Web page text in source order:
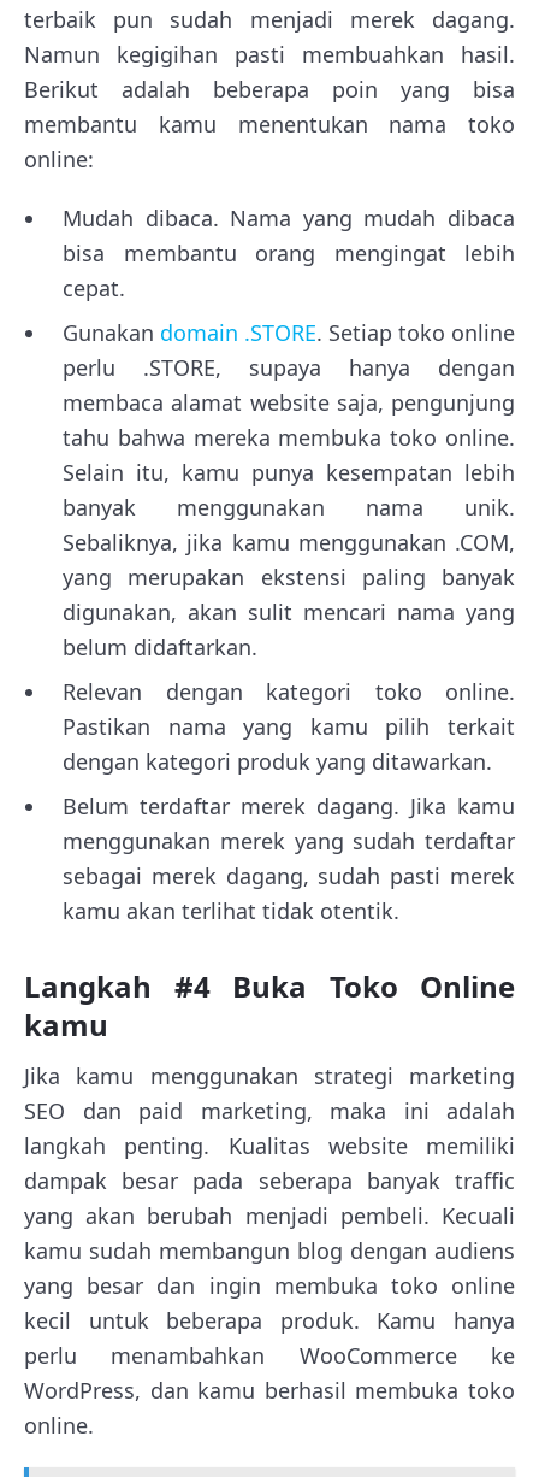
terbaik pun sudah menjadi merek dagang.
Namun kegigihan pasti membuahkan hasil.
Berikut adalah beberapa poin yang bisa
membantu kamu menentukan nama toko
online:
Mudah dibaca. Nama yang mudah dibaca
bisa membantu orang mengingat lebih
cepat.
Gunakan domain .STORE. Setiap toko online
perlu .STORE, supaya hanya dengan
membaca alamat website saja, pengunjung
tahu bahwa mereka membuka toko online.
Selain itu, kamu punya kesempatan lebih
banyak menggunakan nama unik.
Sebaliknya, jika kamu menggunakan .COM,
yang merupakan ekstensi paling banyak
digunakan, akan sulit mencari nama yang
belum didaftarkan.
Relevan dengan kategori toko online.
Pastikan nama yang kamu pilih terkait
dengan kategori produk yang ditawarkan.
Belum terdaftar merek dagang. Jika kamu
menggunakan merek yang sudah terdaftar
sebagai merek dagang, sudah pasti merek
kamu akan terlihat tidak otentik.
Langkah #4 Buka Toko Online
kamu
Jika kamu menggunakan strategi marketing
SEO dan paid marketing, maka ini adalah
langkah penting. Kualitas website memiliki
dampak besar pada seberapa banyak traffic
yang akan berubah menjadi pembeli. Kecuali
kamu sudah membangun blog dengan audiens
yang besar dan ingin membuka toko online
kecil untuk beberapa produk. Kamu hanya
perlu menambahkan WooCommerce ke
WordPress, dan kamu berhasil membuka toko
online.